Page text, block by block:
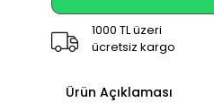
1000 TL üzeri
ücretsiz kargo
Ürün Açıklaması